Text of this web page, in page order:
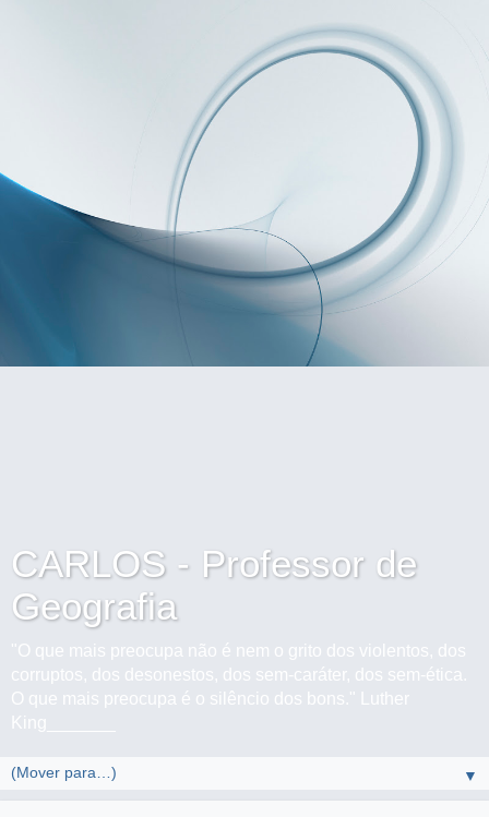
CARLOS - Professor de
Geografia
"O que mais preocupa não é nem o grito dos violentos, dos
corruptos, dos desonestos, dos sem-caráter, dos sem-ética.
O que mais preocupa é o silêncio dos bons." Luther
King_______
▼